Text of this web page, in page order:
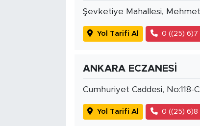
Şevketiye Mahallesi,
Yol Tarifi Al 0 ((25) 6)7
ANKARA ECZANESİ
Cumhuriyet Caddesi, No:118-
Yol Tarifi Al 0 ((25) 6)8